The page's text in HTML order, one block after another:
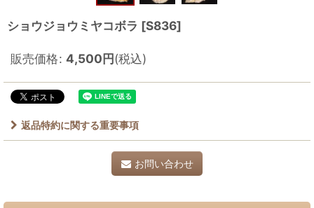
ショウジョウミヤコボラ [S836]
販売価格: 4,500円(税込)
返品特約に関する重要事項
お問い合わせ